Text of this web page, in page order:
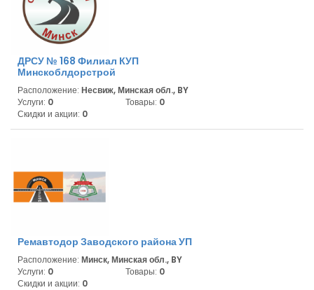
ДРСУ № 168 Филиал КУП
Минскоблдорстрой
Расположение: Несвиж, Минская обл., BY
Услуги: 0 Товары: 0
Скидки и акции: 0
Ремавтодор Заводского района УП
Расположение: Минск, Минская обл., BY
Услуги: 0 Товары: 0
Скидки и акции: 0